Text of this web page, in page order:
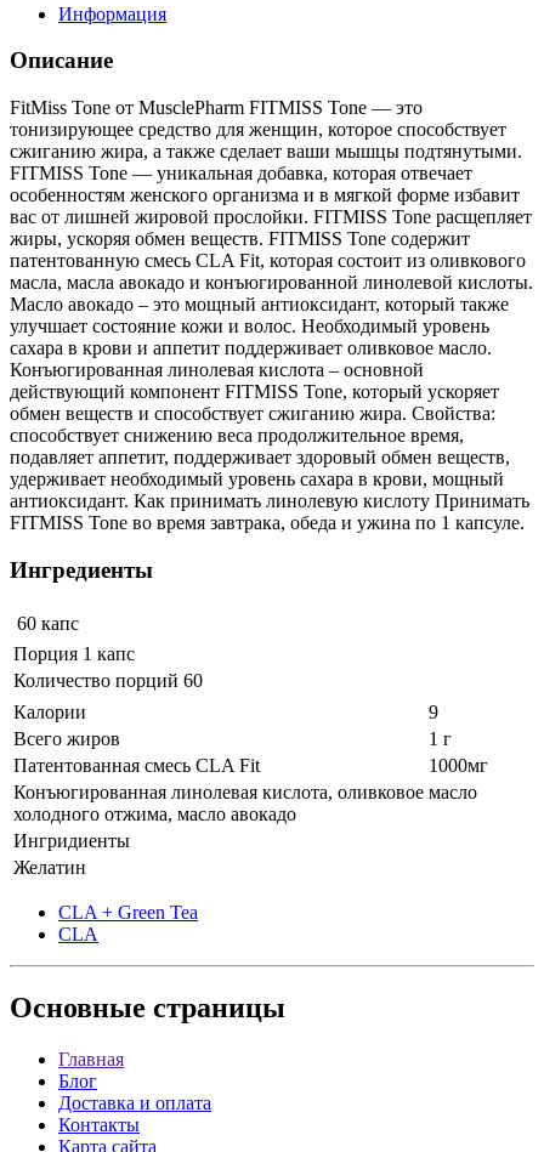
Информация
Описание
FitMiss Tone от MusclePharm FITMISS Tone — это
тонизирующее средство для женщин, которое способствует
сжиганию жира, а также сделает ваши мышцы подтянутыми.
FITMISS Tone — уникальная добавка, которая отвечает
особенностям женского организма и в мягкой форме избавит
вас от лишней жировой прослойки. FITMISS Tone расщепляет
жиры, ускоряя обмен веществ. FITMISS Tone содержит
патентованную смесь CLA Fit, которая состоит из оливкового
масла, масла авокадо и конъюгированной линолевой кислоты.
Масло авокадо – это мощный антиоксидант, который также
улучшает состояние кожи и волос. Необходимый уровень
сахара в крови и аппетит поддерживает оливковое масло.
Конъюгированная линолевая кислота – основной
действующий компонент FITMISS Tone, который ускоряет
обмен веществ и способствует сжиганию жира. Свойства:
способствует снижению веса продолжительное время,
подавляет аппетит, поддерживает здоровый обмен веществ,
удерживает необходимый уровень сахара в крови, мощный
антиоксидант. Как принимать линолевую кислоту Принимать
FITMISS Tone во время завтрака, обеда и ужина по 1 капсуле.
Ингредиенты
60 капс
Порция 1 капс
Количество порций 60
Калории
9
Всего жиров
1 г
Патентованная смесь CLA Fit
1000мг
Конъюгированная линолевая кислота, оливковое масло
холодного отжима, масло авокадо
Ингридиенты
Желатин
CLA + Green Tea
CLA
Основные страницы
Главная
Блог
Доставка и оплата
Контакты
Карта сайта